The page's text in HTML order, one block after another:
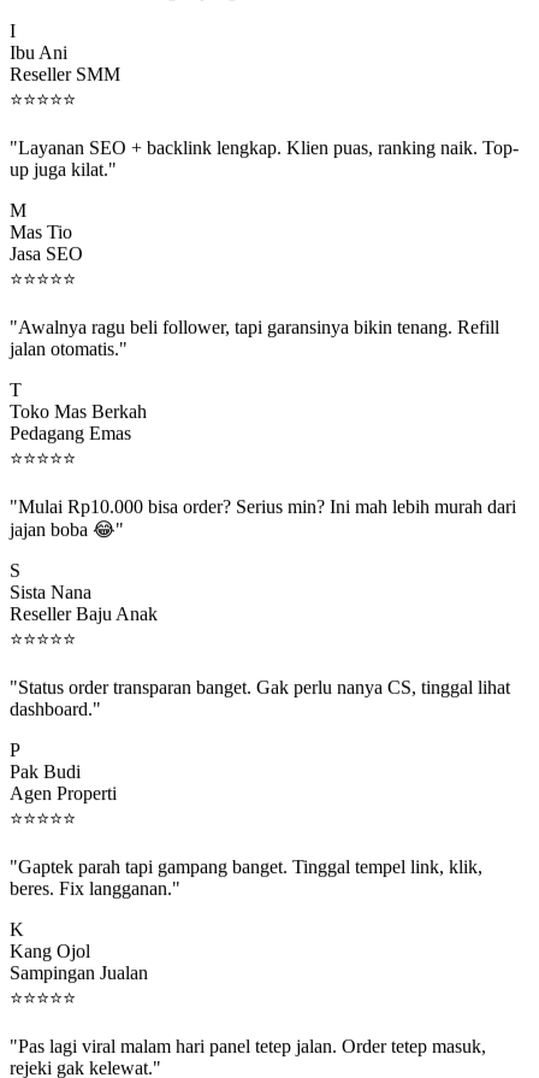
Ibu Ani
Reseller SMM
⭐⭐⭐⭐⭐
up juga kilat."
Mas Tio
Jasa SEO
⭐⭐⭐⭐⭐
jalan otomatis."
Toko Mas Berkah
Pedagang Emas
⭐⭐⭐⭐⭐
jajan boba 😂"
Sista Nana
Reseller Baju Anak
⭐⭐⭐⭐⭐
dashboard."
Pak Budi
Agen Properti
⭐⭐⭐⭐⭐
beres. Fix langganan."
Kang Ojol
Sampingan Jualan
⭐⭐⭐⭐⭐
rejeki gak kelewat."